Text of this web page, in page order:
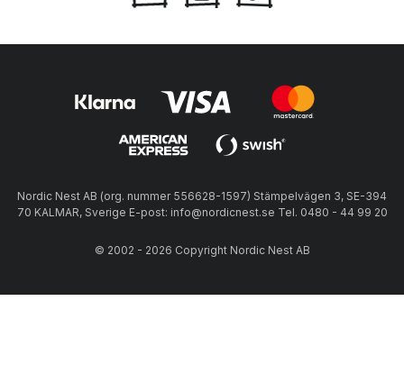
Nordic Nest AB (org. nummer 556628-1597) Stämpelvägen 3, SE-394
70 KALMAR, Sverige E-post: info@nordicnest.se Tel. 0480 - 44 99 20
© 2002 - 2026 Copyright Nordic Nest AB